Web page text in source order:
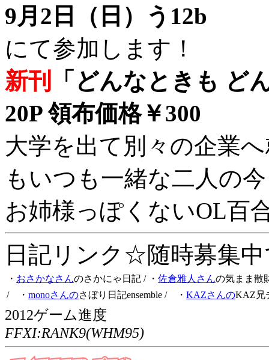
9月2日（日）う12b
にて参加します！
新刊
「どんなときも ど
20P 領布価格￥300
大学を出て別々の企業
もいつも一緒な二人の
お姉様っぽくないOL百
日記リンク☆随時募集
・ おさかなさんのさかにゃ日記 / ・ 佐倉雅人さんの気まま散
/ ・ monoさんのさぼり日記ensemble / ・ KAZさんのKAZ兄
2012ゲーム進度
FFXI:RANK9(WHM95)